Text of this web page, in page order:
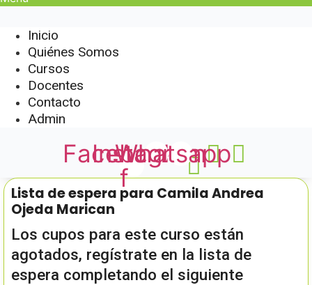
Inicio
Quiénes Somos
Cursos
Docentes
Contacto
Admin
Facebook-
f
Instagram
Whatsapp
Lista de espera para Camila Andrea
Ojeda Marican
Los cupos para este curso están
agotados, regístrate en la lista de
espera completando el siguiente